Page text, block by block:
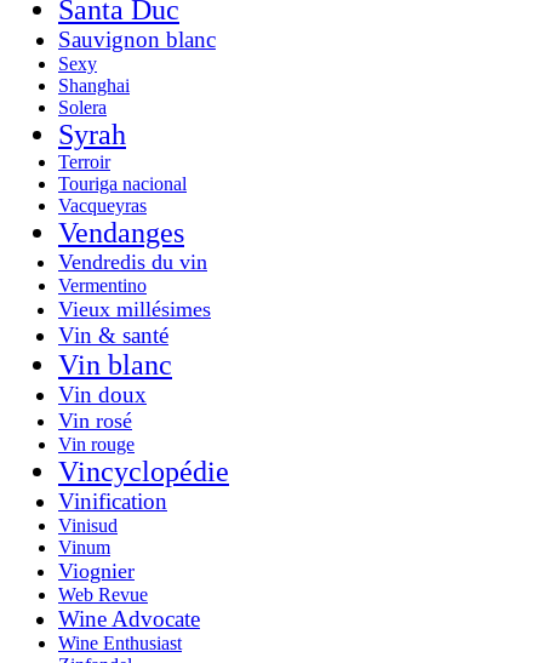
Santa Duc
Sauvignon blanc
Sexy
Shanghai
Solera
Syrah
Terroir
Touriga nacional
Vacqueyras
Vendanges
Vendredis du vin
Vermentino
Vieux millésimes
Vin & santé
Vin blanc
Vin doux
Vin rosé
Vin rouge
Vincyclopédie
Vinification
Vinisud
Vinum
Viognier
Web Revue
Wine Advocate
Wine Enthusiast